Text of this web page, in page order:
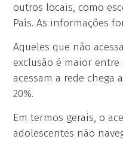
outros locais, como
País. As informações
Aqueles que não
exclusão é maior
acessam a rede chega
20%.
Em termos gerais, o
adolescentes não